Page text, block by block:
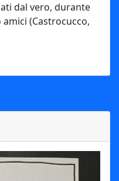
dal vero, durante
(Castrocucco,